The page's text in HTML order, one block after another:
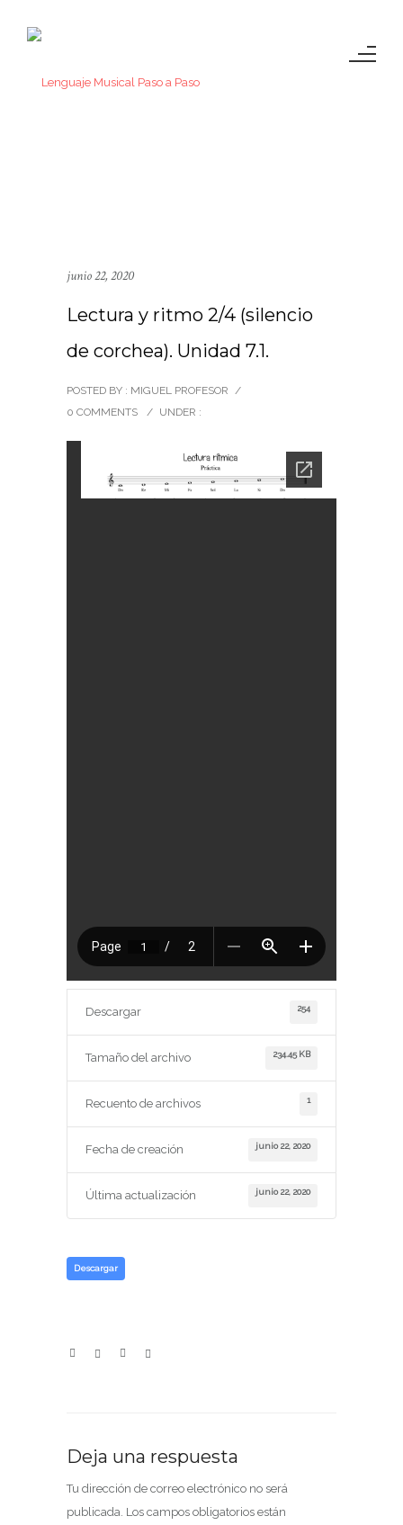
junio 22, 2020
Lectura y ritmo 2/4 (silencio
de corchea). Unidad 7.1.
POSTED BY : MIGUEL PROFESOR /
0 COMMENTS
/ UNDER :
Descargar 254
Tamaño del archivo 234.45 KB
Recuento de archivos 1
Fecha de creación junio 22, 2020
Última actualización junio 22, 2020
Descargar
Deja una respuesta
Tu dirección de correo electrónico no será
publicada. Los campos obligatorios están